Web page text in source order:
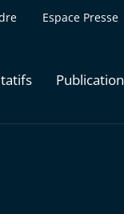
Espace Presse